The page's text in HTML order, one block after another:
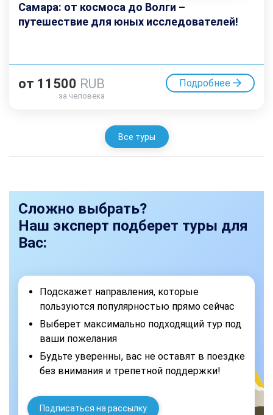
Самара: от космоса до Волги –
путешествие для юных исследователей!
от 11500 RUB
за человека
Подробнее
Все туры
Сложно выбрать?
Наш эксперт подберет туры для
Вас:
Подскажет направления, которые
пользуются популярностью прямо сейчас
Выберет максимально подходящий тур под
ваши пожелания
Будьте уверенны, вас не оставят в поездке
без внимания и трепетной поддержки!
Подписаться на рассылку